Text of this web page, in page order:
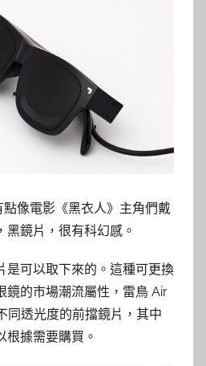
像電影《黑衣人》主角們戴
黑鏡片，很有科幻感。
是可以取下來的。這種可更換
鏡的市場潮流屬性，雷鳥 Air
同透光度的前擋鏡片，其中
根據需要購買。